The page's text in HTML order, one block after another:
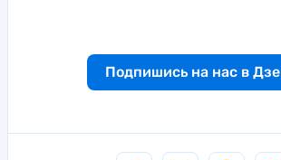
Подпишись на нас в